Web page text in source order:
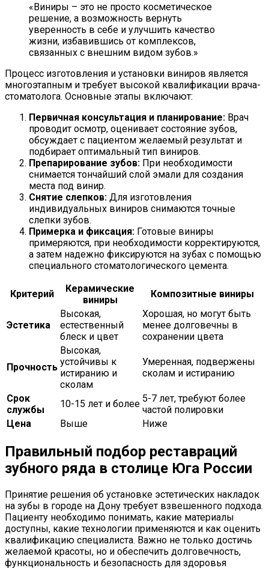
«Виниры – это не просто косметическое
решение, а возможность вернуть
уверенность в себе и улучшить качество
жизни, избавившись от комплексов,
связанных с внешним видом зубов.»
Процесс изготовления и установки виниров является
многоэтапным и требует высокой квалификации врача-
стоматолога. Основные этапы включают:
Первичная консультация и планирование: Врач
проводит осмотр, оценивает состояние зубов,
обсуждает с пациентом желаемый результат и
подбирает оптимальный тип виниров.
Препарирование зубов: При необходимости
снимается тончайший слой эмали для создания
места под винир.
Снятие слепков: Для изготовления
индивидуальных виниров снимаются точные
слепки зубов.
Примерка и фиксация: Готовые виниры
примеряются, при необходимости корректируются,
а затем надежно фиксируются на зубах с помощью
специального стоматологического цемента.
Критерий
Керамические
виниры
Композитные виниры
Эстетика
Высокая,
естественный
блеск и цвет
Хорошая, но могут быть
менее долговечны в
сохранении цвета
Прочность
Высокая,
устойчивы к
истиранию и
сколам
Умеренная, подвержены
сколам и истиранию
Срок
службы
10-15 лет и более 5-7 лет, требуют более
частой полировки
Цена
Выше Ниже
Правильный подбор реставраций
зубного ряда в столице Юга России
Принятие решения об установке эстетических накладок
на зубы в городе на Дону требует взвешенного подхода.
Пациенту необходимо понимать, какие материалы
доступны, какие технологии применяются и как оценить
квалификацию специалиста. Важно не только достичь
желаемой красоты, но и обеспечить долговечность,
функциональность и безопасность для здоровья